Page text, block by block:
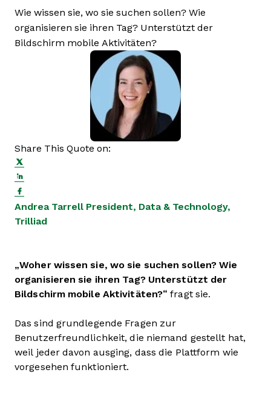
Wie wissen sie, wo sie suchen sollen? Wie
organisieren sie ihren Tag? Unterstützt der
Bildschirm mobile Aktivitäten?
Share This Quote on:
Andrea Tarrell Opens new window
President, Data & Technology,
TrilliadOpens new window
„Woher wissen sie, wo sie suchen sollen? Wie
organisieren sie ihren Tag? Unterstützt der
Bildschirm mobile Aktivitäten?“ fragt sie.
Das sind grundlegende Fragen zur
Benutzerfreundlichkeit, die niemand gestellt hat,
weil jeder davon ausging, dass die Plattform wie
vorgesehen funktioniert.